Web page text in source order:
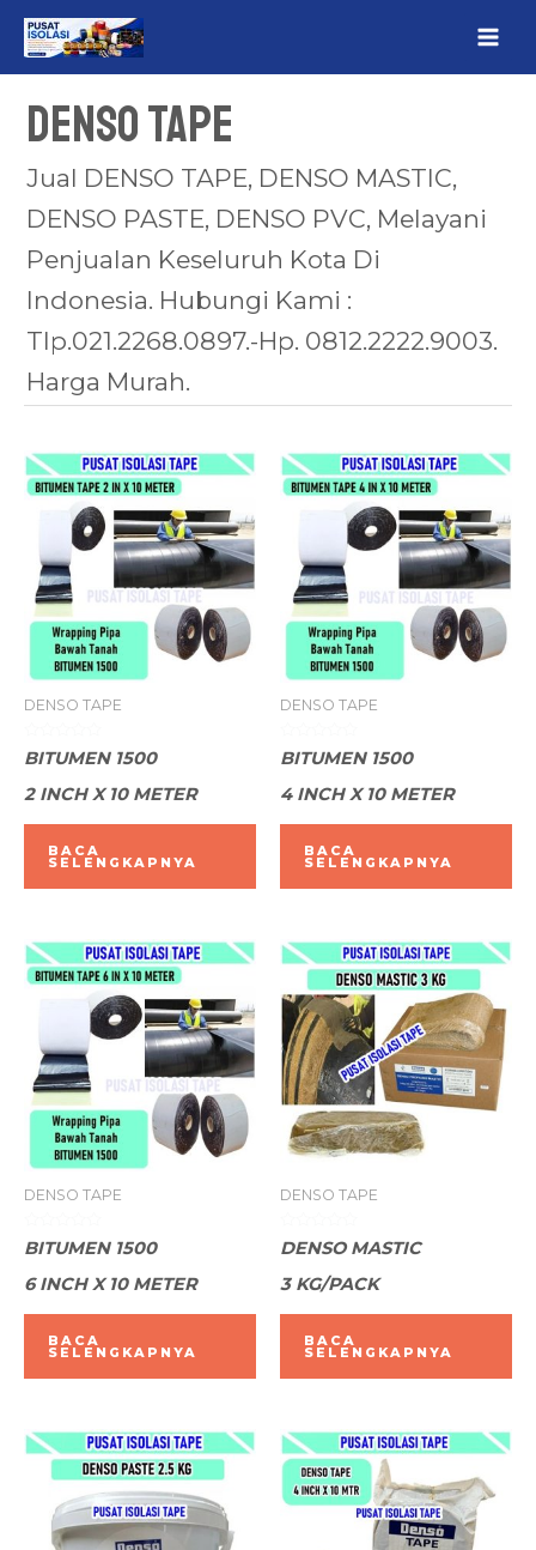
DENSO TAPE
Jual DENSO TAPE, DENSO MASTIC,
DENSO PASTE, DENSO PVC, Melayani
Penjualan Keseluruh Kota Di
Indonesia. Hubungi Kami :
Tlp.021.2268.0897.-Hp. 0812.2222.9003.
Harga Murah.
DENSO TAPE
Dinilai
0
5
BITUMEN 1500
2 INCH X 10 METER
BACA
SELENGKAPNYA
DENSO TAPE
Dinilai
0
5
BITUMEN 1500
4 INCH X 10 METER
BACA
SELENGKAPNYA
DENSO TAPE
Dinilai
0
5
BITUMEN 1500
6 INCH X 10 METER
BACA
SELENGKAPNYA
DENSO TAPE
Dinilai
0
5
DENSO MASTIC
3 KG/PACK
BACA
SELENGKAPNYA